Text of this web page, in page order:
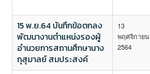
15 พ.ย.64 บันทึกข้อตกลง
พัฒนางานตำแหน่งรองผู้
อำนวยการสถานศึกษานาง
กุสุมาลย์ สมประสงค์
13
พฤศจิกายน
2564